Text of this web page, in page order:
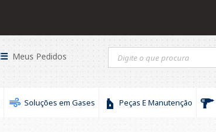
Meus Pedidos
Soluções em Gases Peças E Manutenção